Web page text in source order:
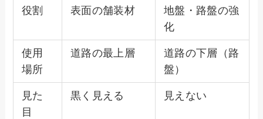
役割 表面の舗装材
地盤・路盤の強
化
使用
場所
道路の最上層
道路の下層（路
盤）
見た
目
黒く見える 見えない